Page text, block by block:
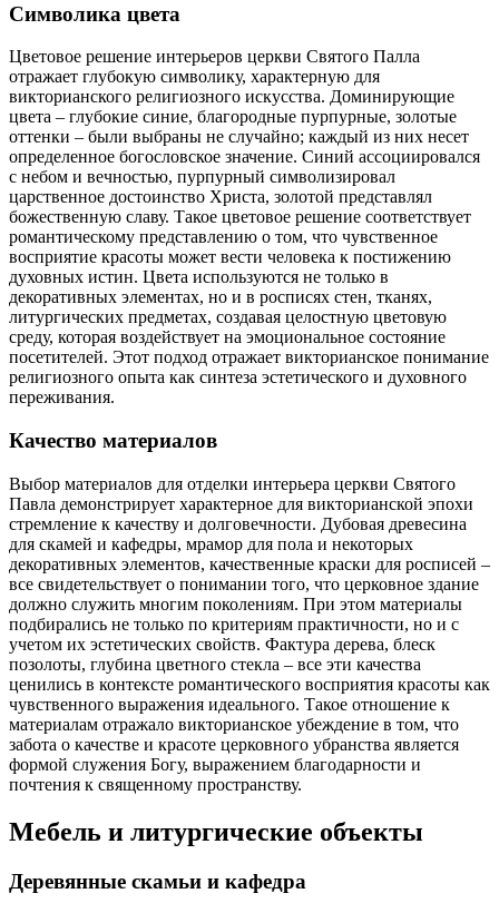
Символика цвета
Цветовое решение интерьеров церкви Святого Палла
отражает глубокую символику, характерную для
викторианского религиозного искусства. Доминирующие
цвета – глубокие синие, благородные пурпурные, золотые
оттенки – были выбраны не случайно; каждый из них несет
определенное богословское значение. Синий ассоциировался
с небом и вечностью, пурпурный символизировал
царственное достоинство Христа, золотой представлял
божественную славу. Такое цветовое решение соответствует
романтическому представлению о том, что чувственное
восприятие красоты может вести человека к постижению
духовных истин. Цвета используются не только в
декоративных элементах, но и в росписях стен, тканях,
литургических предметах, создавая целостную цветовую
среду, которая воздействует на эмоциональное состояние
посетителей. Этот подход отражает викторианское понимание
религиозного опыта как синтеза эстетического и духовного
переживания.
Качество материалов
Выбор материалов для отделки интерьера церкви Святого
Павла демонстрирует характерное для викторианской эпохи
стремление к качеству и долговечности. Дубовая древесина
для скамей и кафедры, мрамор для пола и некоторых
декоративных элементов, качественные краски для росписей –
все свидетельствует о понимании того, что церковное здание
должно служить многим поколениям. При этом материалы
подбирались не только по критериям практичности, но и с
учетом их эстетических свойств. Фактура дерева, блеск
позолоты, глубина цветного стекла – все эти качества
ценились в контексте романтического восприятия красоты как
чувственного выражения идеального. Такое отношение к
материалам отражало викторианское убеждение в том, что
забота о качестве и красоте церковного убранства является
формой служения Богу, выражением благодарности и
почтения к священному пространству.
Мебель и литургические объекты
Деревянные скамьи и кафедра